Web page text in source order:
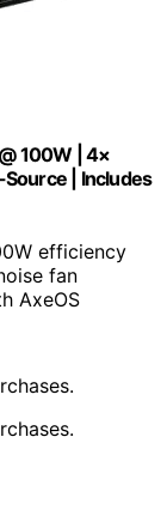
100W | 4×
| Includes
efficiency
fan
AxeOS